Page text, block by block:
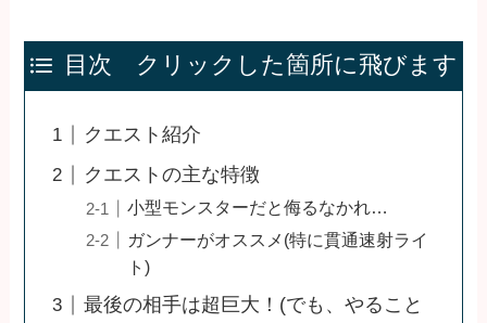
目次 クリックした箇所に飛びます
クエスト紹介
クエストの主な特徴
小型モンスターだと侮るなかれ…
ガンナーがオススメ(特に貫通速射ライ
ト)
最後の相手は超巨大！(でも、やること